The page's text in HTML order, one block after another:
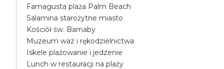
Famagusta plaża Palm Beach
Salamina starożytne miasto
Kościół św. Barnaby
Muzeum waz i rękodzielnictwa
Iskele plażowanie i jedzenie
Lunch w restauracji na plaży